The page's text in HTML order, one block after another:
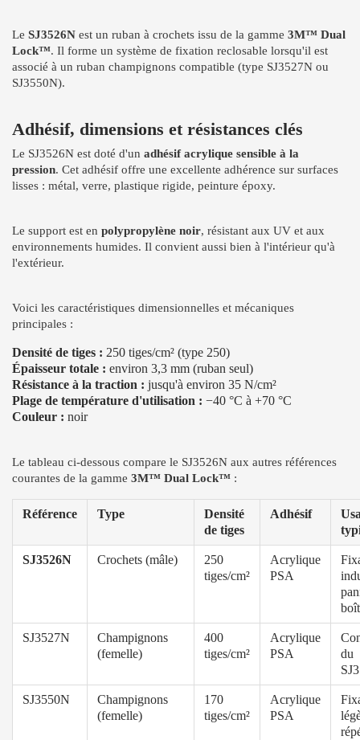
Le SJ3526N est un ruban à crochets issu de la gamme 3M™ Dual
Lock™. Il forme un système de fixation reclosable lorsqu'il est
associé à un ruban champignons compatible (type SJ3527N ou
SJ3550N).
Adhésif, dimensions et résistances clés
Le SJ3526N est doté d'un adhésif acrylique sensible à la
pression. Cet adhésif offre une excellente adhérence sur surfaces
lisses : métal, verre, plastique rigide, peinture époxy.
Le support est en polypropylène noir, résistant aux UV et aux
environnements humides. Il convient aussi bien à l'intérieur qu'à
l'extérieur.
Voici les caractéristiques dimensionnelles et mécaniques
principales :
Densité de tiges : 250 tiges/cm² (type 250)
Épaisseur totale : environ 3,3 mm (ruban seul)
Résistance à la traction : jusqu'à environ 35 N/cm²
Plage de température d'utilisation : −40 °C à +70 °C
Couleur : noir
Le tableau ci-dessous compare le SJ3526N aux autres références
courantes de la gamme 3M™ Dual Lock™ :
Référence Type
Densité
de tiges
Adhésif
SJ3526N Crochets (mâle)
250
tiges/cm²
Acrylique
PSA
SJ3527N
Champignons
(femelle)
400
tiges/cm²
Acrylique
PSA
du
SJ3550N
Champignons
(femelle)
170
tiges/cm²
Acrylique
PSA